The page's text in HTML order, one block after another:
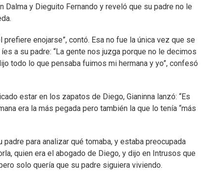
y Dieguito Fernando y reveló que su padre no le
enojarse”, contó. Esa no fue la única vez que se
a su padre: “La gente nos juzga porque no le decimos
todo lo que pensaba fuimos mi hermana y yo”, confesó
estar en los zapatos de Diego, Gianinna lanzó: “Es
era la más pegada pero también la que lo tenía “más
para analizar qué tomaba, y estaba preocupada
quien era el abogado de Diego, y dijo en Intrusos que
solo quería que su padre siguiera viviendo.